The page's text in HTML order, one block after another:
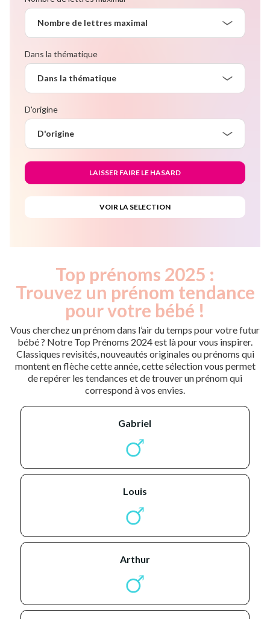
Nombre de lettres maximal
Dans la thématique
Dans la thématique
D'origine
D'origine
Top prénoms 2025 :
Trouvez un prénom tendance
pour votre bébé !
Vous cherchez un prénom dans l’air du temps pour votre futur
bébé ? Notre Top Prénoms 2024 est là pour vous inspirer.
Classiques revisités, nouveautés originales ou prénoms qui
montent en flèche cette année, cette sélection vous permet
de repérer les tendances et de trouver un prénom qui
correspond à vos envies.
gabriel
louis
arthur